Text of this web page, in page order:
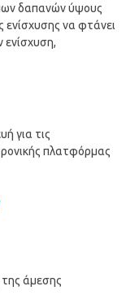
δαπανών ύψους
ενίσχυσης να φτάνει
για τις
πλατφόρμας
άμεσης